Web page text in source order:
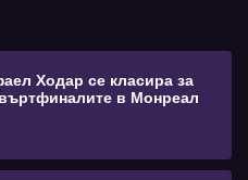
Ходар се класира за
в Монреал